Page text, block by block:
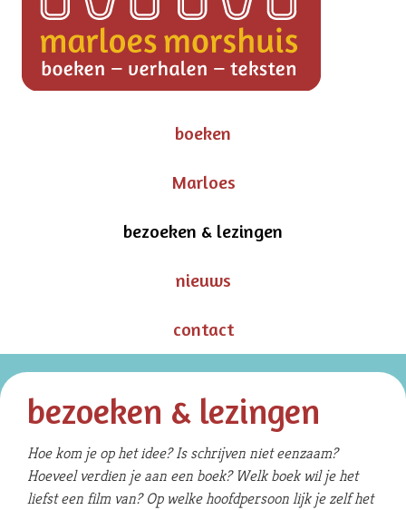
boeken
Marloes
bezoeken & lezingen
nieuws
contact
bezoeken & lezingen
Hoe kom je op het idee? Is schrijven niet eenzaam?
Hoeveel verdien je aan een boek? Welk boek wil je het
liefst een film van? Op welke hoofdpersoon lijk je zelf het